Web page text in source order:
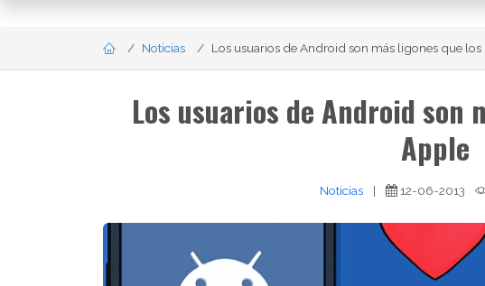
Noticias Los usuarios de Android son más ligones que los
Los usuarios de Android son
Apple
Noticias | 12-06-2013